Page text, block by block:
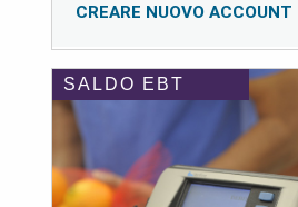
CREARE NUOVO ACCOUNT
SALDO EBT